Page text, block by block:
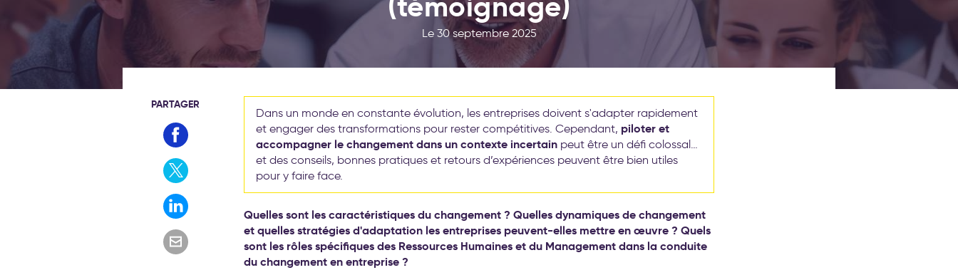
Le 30 septembre 2025
Dans un monde en constante évolution, les entreprises doivent s'adapter rapidement
et engager des transformations pour rester compétitives. Cependant, piloter et
accompagner le changement dans un contexte incertain peut être un défi colossal…
et des conseils, bonnes pratiques et retours d’expériences peuvent être bien utiles
pour y faire face.
Quelles sont les caractéristiques du changement ? Quelles dynamiques de changement
et quelles stratégies d'adaptation les entreprises peuvent-elles mettre en œuvre ? Quels
sont les rôles spécifiques des Ressources Humaines et du Management dans la conduite
du changement en entreprise ?
PARTAGER